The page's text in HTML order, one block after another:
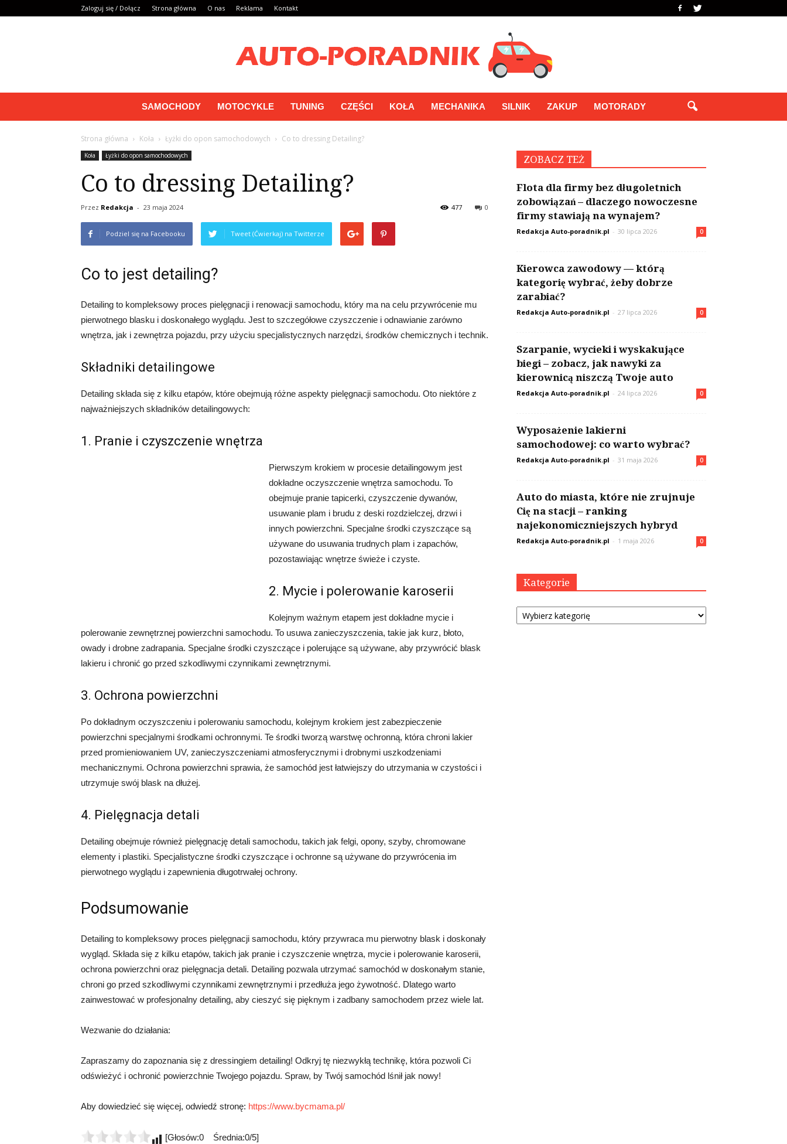
Zaloguj się / Dołącz Strona główna O nas Reklama Kontakt
SAMOCHODY MOTOCYKLE TUNING CZĘŚCI KOŁA MECHANIKA SILNIK ZAKUP MOTORADY
Strona główna Koła Łyżki do opon samochodowych Co to dressing Detailing?
Koła Łyżki do opon samochodowych
Co to dressing Detailing?
Przez Redakcja - 23 maja 2024 0
477
Podziel się na Facebooku Tweet (Ćwierkaj) na Twitterze
Co to jest detailing?
Detailing to kompleksowy proces pielęgnacji i renowacji samochodu, który ma na celu przywrócenie mu
pierwotnego blasku i doskonałego wyglądu. Jest to szczegółowe czyszczenie i odnawianie zarówno
wnętrza, jak i zewnętrza pojazdu, przy użyciu specjalistycznych narzędzi, środków chemicznych i technik.
Składniki detailingowe
Detailing składa się z kilku etapów, które obejmują różne aspekty pielęgnacji samochodu. Oto niektóre z
najważniejszych składników detailingowych:
1. Pranie i czyszczenie wnętrza
Pierwszym krokiem w procesie detailingowym jest
dokładne oczyszczenie wnętrza samochodu. To
obejmuje pranie tapicerki, czyszczenie dywanów,
usuwanie plam i brudu z deski rozdzielczej, drzwi i
innych powierzchni. Specjalne środki czyszczące są
używane do usuwania trudnych plam i zapachów,
pozostawiając wnętrze świeże i czyste.
2. Mycie i polerowanie karoserii
Kolejnym ważnym etapem jest dokładne mycie i
polerowanie zewnętrznej powierzchni samochodu. To usuwa zanieczyszczenia, takie jak kurz, błoto,
owady i drobne zadrapania. Specjalne środki czyszczące i polerujące są używane, aby przywrócić blask
lakieru i chronić go przed szkodliwymi czynnikami zewnętrznymi.
3. Ochrona powierzchni
Po dokładnym oczyszczeniu i polerowaniu samochodu, kolejnym krokiem jest zabezpieczenie
powierzchni specjalnymi środkami ochronnymi. Te środki tworzą warstwę ochronną, która chroni lakier
przed promieniowaniem UV, zanieczyszczeniami atmosferycznymi i drobnymi uszkodzeniami
mechanicznymi. Ochrona powierzchni sprawia, że samochód jest łatwiejszy do utrzymania w czystości i
utrzymuje swój blask na dłużej.
4. Pielęgnacja detali
Detailing obejmuje również pielęgnację detali samochodu, takich jak felgi, opony, szyby, chromowane
elementy i plastiki. Specjalistyczne środki czyszczące i ochronne są używane do przywrócenia im
pierwotnego wyglądu i zapewnienia długotrwałej ochrony.
Podsumowanie
Detailing to kompleksowy proces pielęgnacji samochodu, który przywraca mu pierwotny blask i doskonały
wygląd. Składa się z kilku etapów, takich jak pranie i czyszczenie wnętrza, mycie i polerowanie karoserii,
ochrona powierzchni oraz pielęgnacja detali. Detailing pozwala utrzymać samochód w doskonałym stanie,
chroni go przed szkodliwymi czynnikami zewnętrznymi i przedłuża jego żywotność. Dlatego warto
zainwestować w profesjonalny detailing, aby cieszyć się pięknym i zadbany samochodem przez wiele lat.
Wezwanie do działania:
Zapraszamy do zapoznania się z dressingiem detailing! Odkryj tę niezwykłą technikę, która pozwoli Ci
odświeżyć i ochronić powierzchnie Twojego pojazdu. Spraw, by Twój samochód lśnił jak nowy!
Aby dowiedzieć się więcej, odwiedź stronę: https://www.bycmama.pl/
[Głosów:0 Średnia:0/5]
ZOBACZ TEŻ
Flota dla firmy bez długoletnich
zobowiązań – dlaczego nowoczesne
firmy stawiają na wynajem?
Redakcja Auto-poradnik.pl - 30 lipca 2026 0
Kierowca zawodowy — którą
kategorię wybrać, żeby dobrze
zarabiać?
Redakcja Auto-poradnik.pl - 27 lipca 2026 0
Szarpanie, wycieki i wyskakujące
biegi – zobacz, jak nawyki za
kierownicą niszczą Twoje auto
Redakcja Auto-poradnik.pl - 24 lipca 2026 0
Wyposażenie lakierni
samochodowej: co warto wybrać?
Redakcja Auto-poradnik.pl - 31 maja 2026 0
Auto do miasta, które nie zrujnuje
Cię na stacji – ranking
najekonomiczniejszych hybryd
Redakcja Auto-poradnik.pl - 1 maja 2026 0
Kategorie
Kategorie